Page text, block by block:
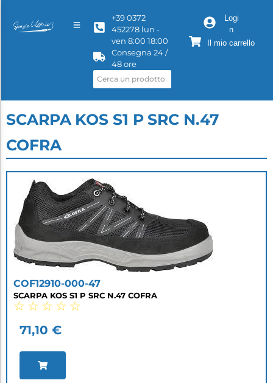
+39 0372
452278 lun -
ven 8:00 18:00
Consegna 24 /
48 ore
Logi
n
Il mio carrello
SCARPA KOS S1 P SRC N.47
COFRA
COF12910-000-47
SCARPA KOS S1 P SRC N.47 COFRA
☆ ☆ ☆ ☆ ☆
71,10 €